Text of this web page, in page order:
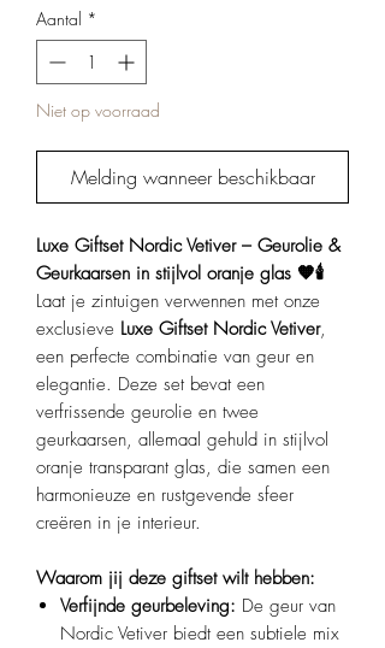
Aantal *
Niet op voorraad
Melding wanneer beschikbaar
Luxe Giftset Nordic Vetiver – Geurolie &
Geurkaarsen in stijlvol oranje glas 🧡🕯️
Laat je zintuigen verwennen met onze
exclusieve Luxe Giftset Nordic Vetiver,
een perfecte combinatie van geur en
elegantie. Deze set bevat een
verfrissende geurolie en twee
geurkaarsen, allemaal gehuld in stijlvol
oranje transparant glas, die samen een
harmonieuze en rustgevende sfeer
creëren in je interieur.​
Waarom jij deze giftset wilt hebben:
Verfijnde geurbeleving: De geur van
Nordic Vetiver biedt een subtiele mix